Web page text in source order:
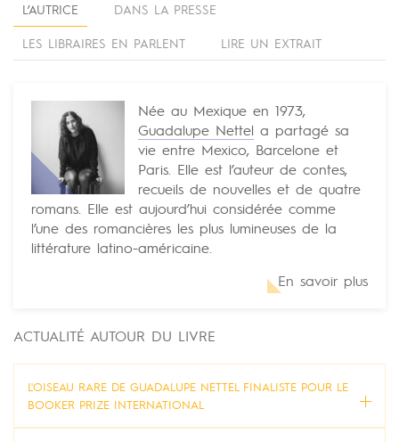
L’AUTRICE DANS LA PRESSE
LES LIBRAIRES EN PARLENT LIRE UN EXTRAIT
Née au Mexique en 1973,
Guadalupe Nettel a partagé sa
vie entre Mexico, Barcelone et
Paris. Elle est l’auteur de contes,
recueils de nouvelles et de quatre
romans. Elle est aujourd’hui considérée comme
l’une des romancières les plus lumineuses de la
littérature latino-américaine.
En savoir plus
ACTUALITÉ AUTOUR DU LIVRE
L'OISEAU RARE DE GUADALUPE NETTEL FINALISTE POUR LE
BOOKER PRIZE INTERNATIONAL